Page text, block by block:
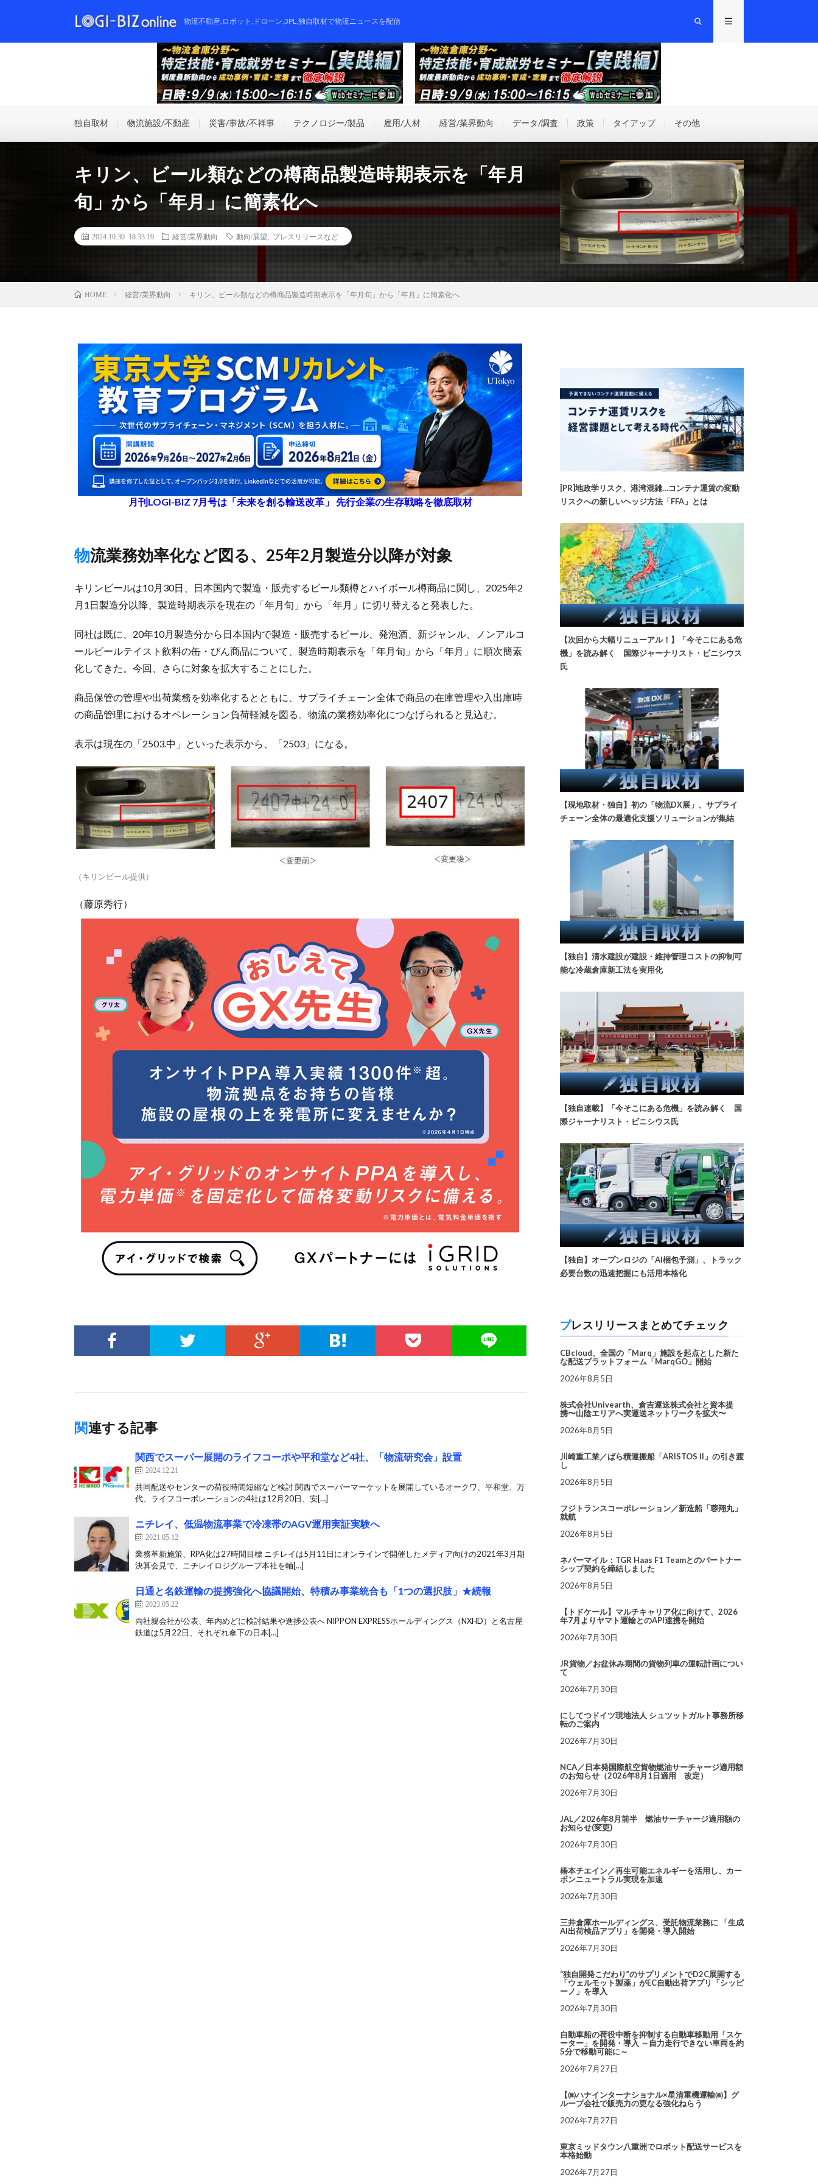
物流不動産,ロボット,ドローン,3PL,独自取材で物流ニュースを配信
独自取材 物流施設/不動産 災害/事故/不祥事 テクノロジー/製品 雇用/人材 経営/業界動向 データ/調査 政策 タイアップ その他
キリン、ビール類などの樽商品製造時期表示を「年月
旬」から「年月」に簡素化へ
2024.10.30 18:33:19 経営/業界動向 動向/展望 プレスリリースなど
HOME 経営/業界動向 キリン、ビール類などの樽商品製造時期表示を「年月旬」から「年月」に簡素化へ
月刊LOGI-BIZ 7月号は「未来を創る輸送改革」 先行企業の生存戦略を徹底取材
物流業務効率化など図る、25年2月製造分以降が対象
キリンビールは10月30日、日本国内で製造・販売するビール類樽とハイボール樽商品に関し、2025年2
月1日製造分以降、製造時期表示を現在の「年月旬」から「年月」に切り替えると発表した。
同社は既に、20年10月製造分から日本国内で製造・販売するビール、発泡酒、新ジャンル、ノンアルコ
ールビールテイスト飲料の缶・びん商品について、製造時期表示を「年月旬」から「年月」に順次簡素
化してきた。今回、さらに対象を拡大することにした。
商品保管の管理や出荷業務を効率化するとともに、サプライチェーン全体で商品の在庫管理や入出庫時
の商品管理におけるオペレーション負荷軽減を図る。物流の業務効率化につなげられると見込む。
表示は現在の「2503.中」といった表示から、「2503」になる。
（キリンビール提供）
（藤原秀行）
関連する記事
関西でスーパー展開のライフコーポや平和堂など4社、「物流研究会」設置
2024.12.21
共同配送やセンターの荷役時間短縮など検討 関西でスーパーマーケットを展開しているオークワ、平和堂、万
代、ライフコーポレーションの4社は12月20日、安[…]
ニチレイ、低温物流事業で冷凍帯のAGV運用実証実験へ
2021.05.12
業務革新施策、RPA化は27時間目標 ニチレイは5月11日にオンラインで開催したメディア向けの2021年3月期
決算会見で、ニチレイロジグループ本社を軸[…]
日通と名鉄運輸の提携強化へ協議開始、特積み事業統合も「1つの選択肢」★続報
2023.05.22
両社親会社が公表、年内めどに検討結果や進捗公表へ NIPPON EXPRESSホールディングス（NXHD）と名古屋
鉄道は5月22日、それぞれ傘下の日本[…]
[PR]地政学リスク、港湾混雑…コンテナ運賃の変動
リスクへの新しいヘッジ方法「FFA」とは
【次回から大幅リニューアル！】「今そこにある危
機」を読み解く 国際ジャーナリスト・ビニシウス
氏
【現地取材・独自】初の「物流DX展」、サプライ
チェーン全体の最適化支援ソリューションが集結
【独自】清水建設が建設・維持管理コストの抑制可
能な冷蔵倉庫新工法を実用化
【独自連載】「今そこにある危機」を読み解く 国
際ジャーナリスト・ビニシウス氏
【独自】オープンロジの「AI梱包予測」、トラック
必要台数の迅速把握にも活用本格化
プレスリリースまとめてチェック
CBcloud、全国の「Marq」施設を起点とした新た
な配送プラットフォーム「MarqGO」開始
2026年8月5日
株式会社Univearth、倉吉運送株式会社と資本提
携〜山陰エリアへ実運送ネットワークを拡大〜
2026年8月5日
川崎重工業／ばら積運搬船「ARISTOS II」の引き渡
し
2026年8月5日
フジトランスコーポレーション／新造船「蓉翔丸」
就航
2026年8月5日
ネバーマイル：TGR Haas F1 Teamとのパートナー
シップ契約を締結しました
2026年8月5日
【トドケール】マルチキャリア化に向けて、2026
年7月よりヤマト運輸とのAPI連携を開始
2026年7月30日
JR貨物／お盆休み期間の貨物列車の運転計画につい
て
2026年7月30日
にしてつドイツ現地法人 シュツットガルト事務所移
転のご案内
2026年7月30日
NCA／日本発国際航空貨物燃油サーチャージ適用額
のお知らせ（2026年8月1日適用 改定）
2026年7月30日
JAL／2026年8月前半 燃油サーチャージ適用額の
お知らせ(変更)
2026年7月30日
椿本チエイン／再生可能エネルギーを活用し、カー
ボンニュートラル実現を加速
2026年7月30日
三井倉庫ホールディングス、受託物流業務に 「生成
AI出荷検品アプリ」を開発・導入開始
2026年7月30日
“独自開発こだわり”のサプリメントでD2C展開する
「ウェルモット製薬」がEC自動出荷アプリ「シッピ
ーノ」を導入
2026年7月30日
自動車船の荷役中断を抑制する自動車移動用「スケ
ーター」を開発・導入 ～自力走行できない車両を約
5分で移動可能に～
2026年7月27日
【㈱ハナインターナショナル×星清重機運輸㈱】グ
ループ会社で販売力の更なる強化ねらう
2026年7月27日
東京ミッドタウン八重洲でロボット配送サービスを
本格始動
2026年7月27日